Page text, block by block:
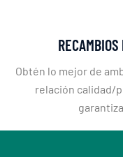
Obtén lo mejor de
relación calidad/